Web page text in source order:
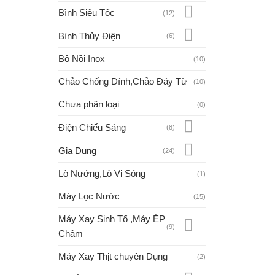
Bình Siêu Tốc (12)
Bình Thủy Điện (6)
Bộ Nồi Inox (10)
Chảo Chống Dính,Chảo Đáy Từ (10)
Chưa phân loại (0)
Điện Chiếu Sáng (8)
Gia Dụng (24)
Lò Nướng,Lò Vi Sóng (1)
Máy Lọc Nước (15)
Máy Xay Sinh Tố ,Máy ÉP
Chậm
(9)
Máy Xay Thịt chuyên Dụng (2)